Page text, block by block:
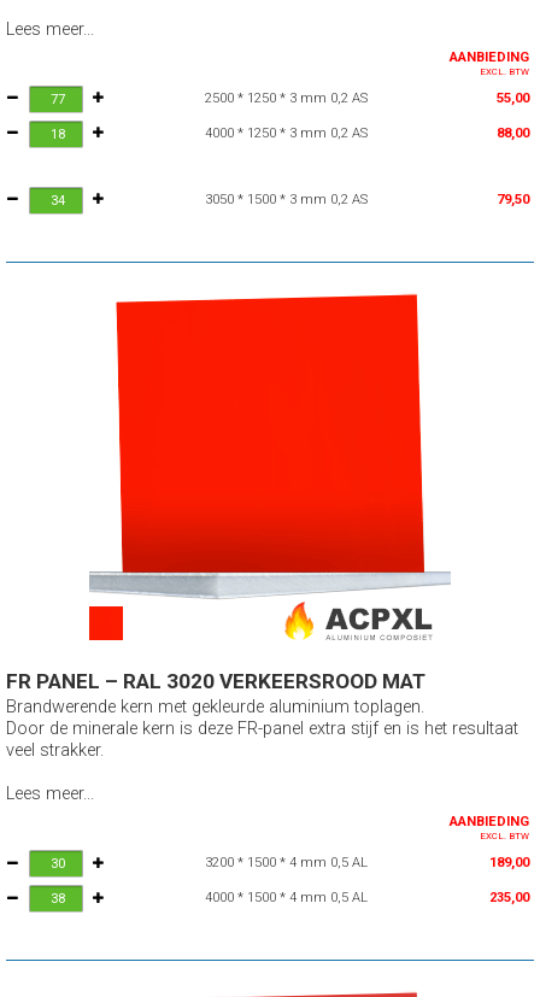
Lees meer...
AANBIEDING
EXCL. BTW
2500 * 1250 * 3 mm 0,2 AS 55,00
4000 * 1250 * 3 mm 0,2 AS 88,00
3050 * 1500 * 3 mm 0,2 AS 79,50
FR PANEL – RAL 3020 VERKEERSROOD MAT
Brandwerende kern met gekleurde aluminium toplagen.
Door de minerale kern is deze FR-panel extra stijf en is het resultaat
veel strakker.
Lees meer...
AANBIEDING
EXCL. BTW
3200 * 1500 * 4 mm 0,5 AL 189,00
4000 * 1500 * 4 mm 0,5 AL 235,00